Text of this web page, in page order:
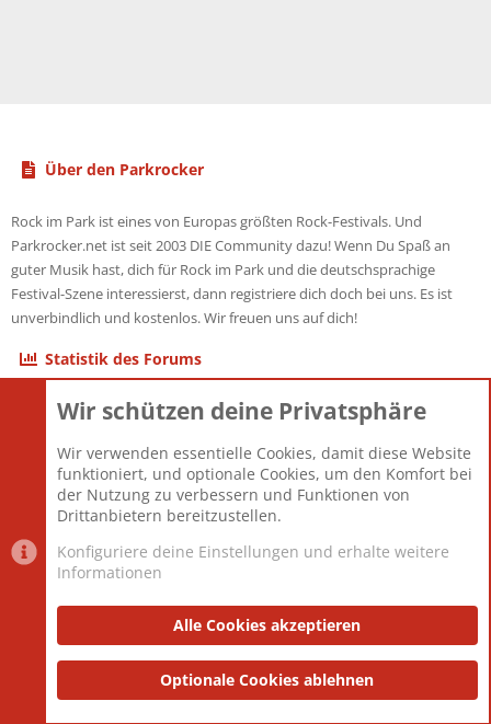
Über den Parkrocker
Rock im Park ist eines von Europas größten Rock-Festivals. Und
Parkrocker.net ist seit 2003 DIE Community dazu! Wenn Du Spaß an
guter Musik hast, dich für Rock im Park und die deutschsprachige
Festival-Szene interessierst, dann registriere dich doch bei uns. Es ist
unverbindlich und kostenlos. Wir freuen uns auf dich!
Statistik des Forums
Themen
Mitglieder
12.427
Neuestes Mitglied
Berlin
Datenschutzerklärung Impressum
Community platform by XenForo® © 2010-2025 XenForo Ltd.
and add-ons by ThemeHouse
Wir schützen deine Privatsphäre
Wir verwenden essentielle Cookies, damit diese Website
funktioniert, und optionale Cookies, um den Komfort bei
der Nutzung zu verbessern und Funktionen von
Drittanbietern bereitzustellen.
Konfiguriere deine Einstellungen und erhalte weitere
Informationen
Alle Cookies akzeptieren
Optionale Cookies ablehnen